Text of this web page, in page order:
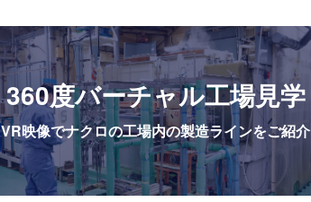
360度バーチャル工場見学
VR映像でナクロの工場内の製造ラインをご紹介